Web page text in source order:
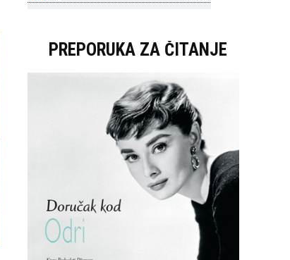
PREPORUKA ZA ČITANJE